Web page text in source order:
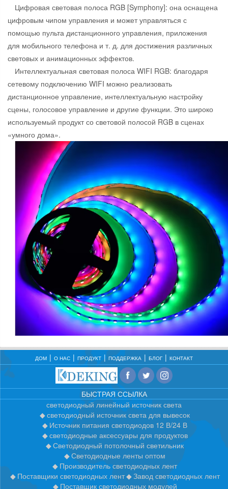
Цифровая световая полоса RGB [Symphony]: она оснащена
цифровым чипом управления и может управляться с
помощью пульта дистанционного управления, приложения
для мобильного телефона и т. д. для достижения различных
световых и анимационных эффектов.
Интеллектуальная световая полоса WIFI RGB: благодаря
сетевому подключению WIFI можно реализовать
дистанционное управление, интеллектуальную настройку
сцены, голосовое управление и другие функции. Это широко
используемый продукт со световой полосой RGB в сценах
«умного дома».
ДОМ О НАС ПРОДУКТ ПОДДЕРЖКА БЛОГ КОНТАКТ
БЫСТРАЯ ССЫЛКА
светодиодный линейный источник света
светодиодный источник света для вывесок
Источник питания светодиодов 12 В/24 В
светодиодные аксессуары для продуктов
Светодиодный потолочный светильник
Светодиодные ленты оптом
Производитель светодиодных лент
Поставщики светодиодных лент
Завод светодиодных лент
Поставщик светодиодных модулей